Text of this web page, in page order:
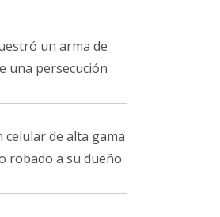
un arma de
una persecución
celular de alta gama
robado a su dueño